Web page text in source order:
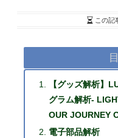
この記
【グッズ解析】
グラム解析-
OUR JOURNEY
電子部品解析